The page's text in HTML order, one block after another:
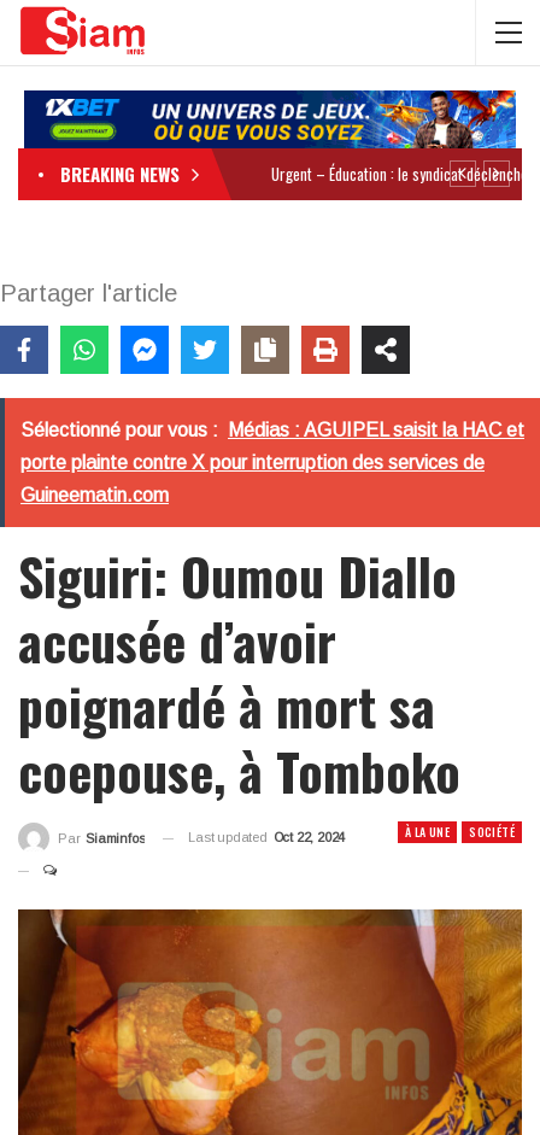
BREAKING NEWS
Partager l'article
Sélectionné pour vous :
Médias : AGUIPEL saisit la HAC et
porte plainte contre X pour interruption des services de
Guineematin.com
Siguiri: Oumou Diallo
accusée d’avoir
poignardé à mort sa
coepouse, à Tomboko
À LA UNE SOCIÉTÉ
Par Siaminfos Last updated Oct 22, 2024